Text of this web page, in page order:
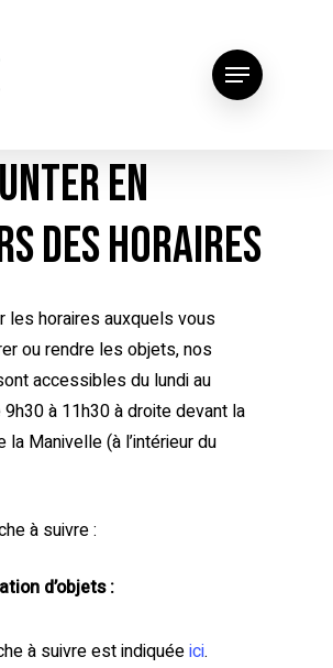
en
des horaires
les horaires auxquels vous
ou rendre les objets, nos
accessibles du lundi au
à 11h30 à droite devant la
la Manivelle (à l’intérieur du
à suivre :
d’objets :
à suivre est indiquéeici.